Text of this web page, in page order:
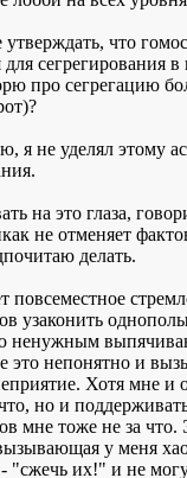
что
для сегрегирования
про сегрегацию
я не уделял этому
на это глаза,
не отменяет
делать.
повсеместное
узаконить
ненужным
это непонятно и
Хотя мне и
но и
мне тоже не за что.
у меня
"сжечь их!" и не могу